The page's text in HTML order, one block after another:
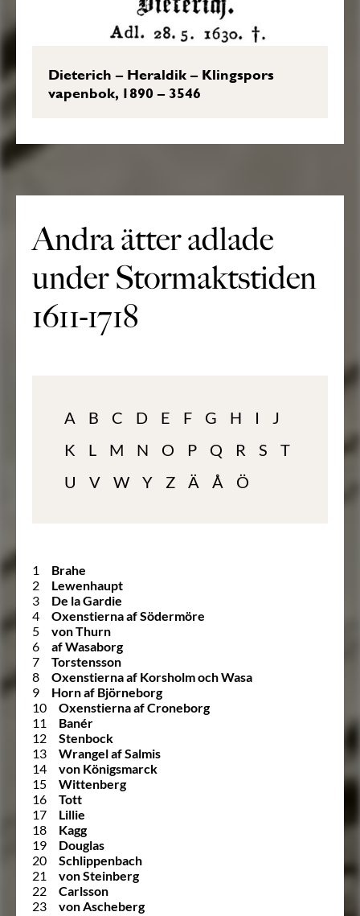
Dieterich – Heraldik – Klingspors
vapenbok, 1890 – 3546
Andra ätter adlade
under Stormaktstiden
1611-1718
A B C D E F G H I
J
K
L M N O P Q R S
T
U
V W Y Z Ä Å Ö
1
Brahe
2
Lewenhaupt
3
De la Gardie
4
Oxenstierna af Södermöre
5
von Thurn
6
af Wasaborg
7
Torstensson
8
Oxenstierna af Korsholm och Wasa
9
Horn af Björneborg
10
Oxenstierna af Croneborg
11
Banér
12
Stenbock
13
Wrangel af Salmis
14
von Königsmarck
15
Wittenberg
16
Tott
17
Lillie
18
Kagg
19
Douglas
20
Schlippenbach
21
von Steinberg
22
Carlsson
23
von Ascheberg